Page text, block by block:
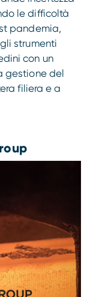
le difficoltà
pandemia,
strumenti
con un
gestione del
filiera e a